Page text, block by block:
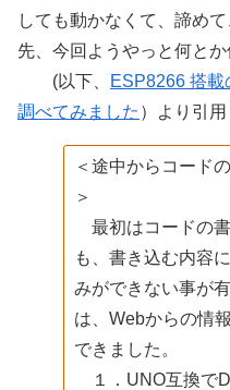
しても動かなくて、諦め
先、今回ようやっと何と
(以下、
ESP8266 搭
調べてみました ）より引用
＜途中からコード
＞
最初はコードの
も、書き込む内容
みができない事が
は、Webからの情
できました。
１．UNO互換で